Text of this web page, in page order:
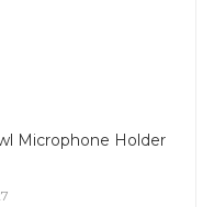
Microphone Holder